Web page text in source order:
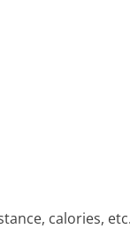
calories,